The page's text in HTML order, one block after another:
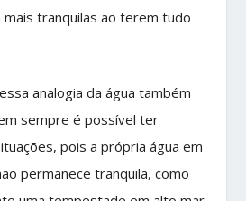
tranquilas ao terem tudo
analogia da água também
sempre é possível ter
pois a própria água em
permanece tranquila, como